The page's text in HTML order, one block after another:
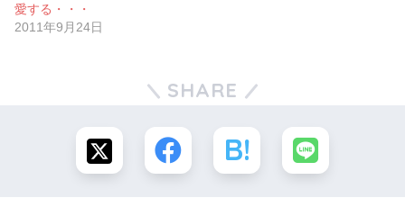
愛する・・・
2011年9月24日
SHARE